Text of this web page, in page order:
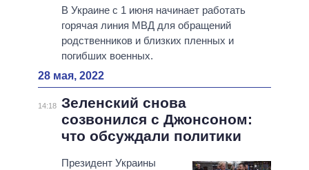
В Украине с 1 июня начинает работать
горячая линия МВД для обращений
родственников и близких пленных и
погибших военных.
28 мая, 2022
14:18 Зеленский снова
созвонился с Джонсоном:
что обсуждали политики
Президент Украины